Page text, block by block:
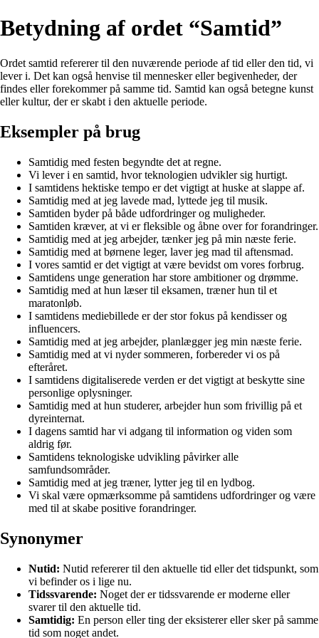
Betydning af ordet “Samtid”
Ordet samtid refererer til den nuværende periode af tid eller den tid, vi
lever i. Det kan også henvise til mennesker eller begivenheder, der
findes eller forekommer på samme tid. Samtid kan også betegne kunst
eller kultur, der er skabt i den aktuelle periode.
Eksempler på brug
Samtidig med festen begyndte det at regne.
Vi lever i en samtid, hvor teknologien udvikler sig hurtigt.
I samtidens hektiske tempo er det vigtigt at huske at slappe af.
Samtidig med at jeg lavede mad, lyttede jeg til musik.
Samtiden byder på både udfordringer og muligheder.
Samtiden kræver, at vi er fleksible og åbne over for forandringer.
Samtidig med at jeg arbejder, tænker jeg på min næste ferie.
Samtidig med at børnene leger, laver jeg mad til aftensmad.
I vores samtid er det vigtigt at være bevidst om vores forbrug.
Samtidens unge generation har store ambitioner og drømme.
Samtidig med at hun læser til eksamen, træner hun til et
maratonløb.
I samtidens mediebillede er der stor fokus på kendisser og
influencers.
Samtidig med at jeg arbejder, planlægger jeg min næste ferie.
Samtidig med at vi nyder sommeren, forbereder vi os på
efteråret.
I samtidens digitaliserede verden er det vigtigt at beskytte sine
personlige oplysninger.
Samtidig med at hun studerer, arbejder hun som frivillig på et
dyreinternat.
I dagens samtid har vi adgang til information og viden som
aldrig før.
Samtidens teknologiske udvikling påvirker alle
samfundsområder.
Samtidig med at jeg træner, lytter jeg til en lydbog.
Vi skal være opmærksomme på samtidens udfordringer og være
med til at skabe positive forandringer.
Synonymer
Nutid: Nutid refererer til den aktuelle tid eller det tidspunkt, som
vi befinder os i lige nu.
Tidssvarende: Noget der er tidssvarende er moderne eller
svarer til den aktuelle tid.
Samtidig: En person eller ting der eksisterer eller sker på samme
tid som noget andet.